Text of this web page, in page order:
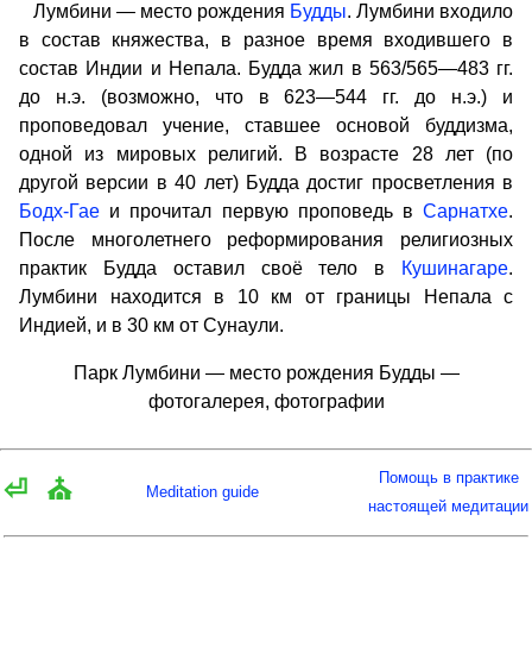
Лумбини — место рождения Будды. Лумбини входило
в состав княжества, в разное время входившего в
состав Индии и Непала. Будда жил в 563/565—483 гг.
до н.э. (возможно, что в 623—544 гг. до н.э.) и
проповедовал учение, ставшее основой буддизма,
одной из мировых религий. В возрасте 28 лет (по
другой версии в 40 лет) Будда достиг просветления в
Бодх-Гае и прочитал первую проповедь в Сарнатхе.
После многолетнего реформирования религиозных
практик Будда оставил своё тело в
Кушинагаре.
Лумбини находится в 10 км от границы Непала с
Индией, и в 30 км от Сунаули.
Парк Лумбини — место рождения Будды —
фотогалерея, фотографии
⏎ ⛪ Meditation guide
Помощь в практике
настоящей медитации